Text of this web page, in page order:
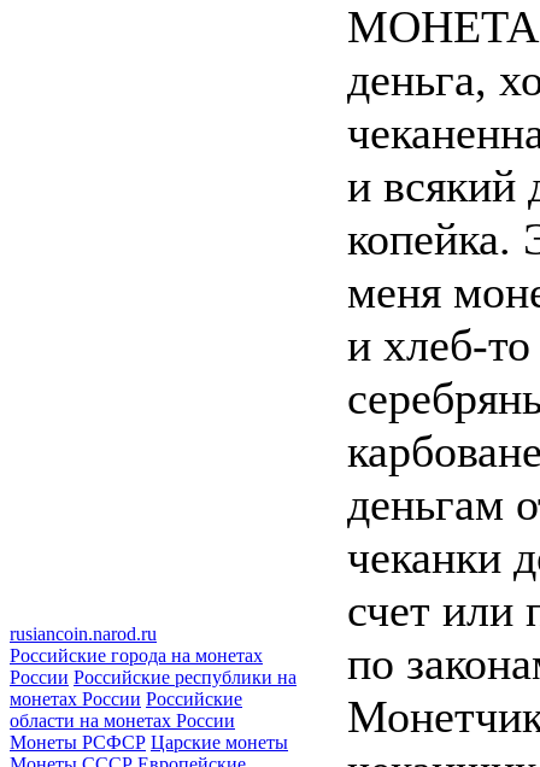
МОНЕТА
деньга,
и всякий
копейка.
меня
и хлеб-
деньгам
чеканки
счет или
по
rusiancoin.narod.ru
Российские города на монетах
России Российские республики на
монетах России Российские
области на монетах России
Монеты РСФСР Царские монеты